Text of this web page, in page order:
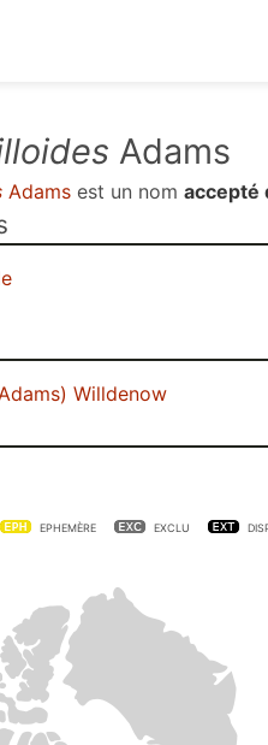
Adams
Adams est un nom accepté
Willdenow
EPHEMÈRE EXCLU